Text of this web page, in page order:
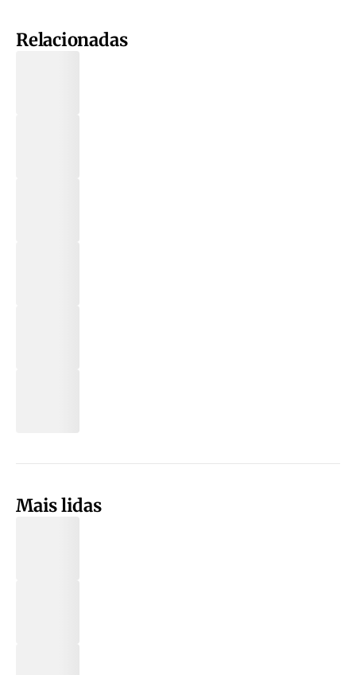
Relacionadas
Mais lidas